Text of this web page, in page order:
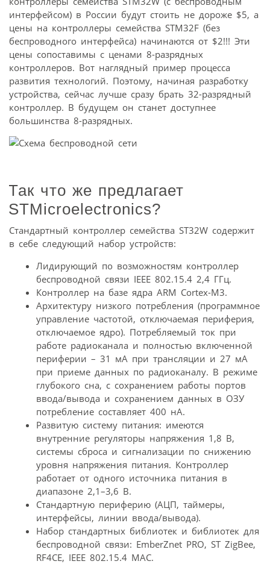
интерфейсом) в России будут стоить не дороже $5, а
цены на контроллеры семейства STM32F (без
беспроводного интерфейса) начинаются от $2!!! Эти
цены сопоставимы с ценами 8-разрядных
контроллеров. Вот наглядный пример процесса
развития технологий. Поэтому, начиная разработку
устройства, сейчас лучше сразу брать 32-разрядный
контроллер. В будущем он станет доступнее
большинства 8-разрядных.
Так что же предлагает
STMicroelectronics?
Стандартный контроллер семейства ST32W содержит
в себе следующий набор устройств:
Лидирующий по возможностям контроллер
беспроводной связи IEEE 802.15.4 2,4 ГГц.
Контроллер на базе ядра ARM Cortex-M3.
Архитектуру низкого потребления (программное
управление частотой, отключаемая периферия,
отключаемое ядро). Потребляемый ток при
работе радиоканала и полностью включенной
периферии – 31 мА при трансляции и 27 мА
при приеме данных по радиоканалу. В режиме
глубокого сна, с сохранением работы портов
ввода/вывода и сохранением данных в ОЗУ
потребление составляет 400 нА.
Развитую систему питания: имеются
внутренние регуляторы напряжения 1,8 В,
системы сброса и сигнализации по снижению
уровня напряжения питания. Контроллер
работает от одного источника питания в
диапазоне 2,1–3,6 В.
Стандартную периферию (АЦП, таймеры,
интерфейсы, линии ввода/вывода).
Набор стандартных библиотек и библиотек для
беспроводной связи: EmberZnet PRO, ST ZigBee,
RF4CE, IEEE 802.15.4 MAC.